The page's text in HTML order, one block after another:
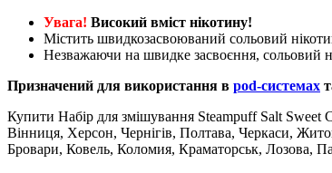
Увага! Високий вміст нікотину!
Містить швидкозасвоюваний сольовий
Незважаючи на швидке засвоєння, сольовий
Призначений для використання в pod-системах
Купити Набір для змішування Steampuff Salt Sweet
Вінниця, Херсон, Чернігів, Полтава, Черкаси,
Бровари, Ковель, Коломия, Краматорськ, Лозова,